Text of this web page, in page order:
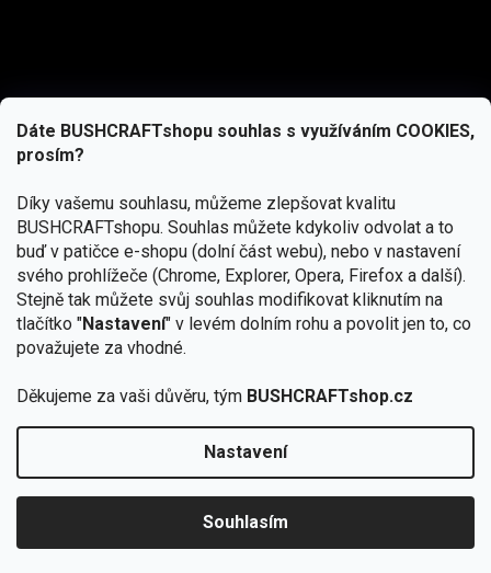
Dáte BUSHCRAFTshopu souhlas s využíváním COOKIES,
prosím?
Díky vašemu souhlasu, můžeme zlepšovat kvalitu
BUSHCRAFTshopu. Souhlas můžete kdykoliv odvolat a to
buď v patičce e-shopu (dolní část webu), nebo v nastavení
svého prohlížeče (Chrome, Explorer, Opera, Firefox a další).
Stejně tak můžete svůj souhlas modifikovat kliknutím na
tlačítko "Nastavení" v levém dolním rohu a povolit jen to, co
považujete za vhodné.
Děkujeme za vaši důvěru, tým BUSHCRAFTshop.cz
Nastavení
Souhlasím
zapojte se do slosování o kurz s
podmínkami ochrany osobních údajů
Copyright 2026BUSHCRAFTshop.cz. Všechna práva
vyhrazena.Upravit nastavení cookies